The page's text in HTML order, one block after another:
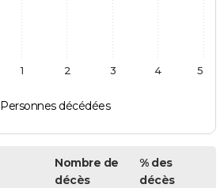
Personnes décédées
1 2 3 4 5
Nombre de
décès
% des
décès